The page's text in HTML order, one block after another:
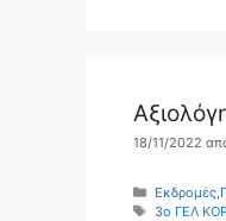
18/11/2022
Κατηγορίες
Εκδρομές,
Ετικέτες
3ο ΓΕΛ